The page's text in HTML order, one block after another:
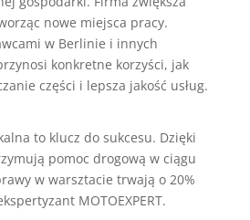
nowe miejsca pracy.
w Berlinie i innych
konkretne korzyści, jak
części i lepsza jakość usług.
to klucz do sukcesu. Dzięki
pomoc drogową w ciągu
w warsztacie trwają o 20%
MOTOEXPERT.